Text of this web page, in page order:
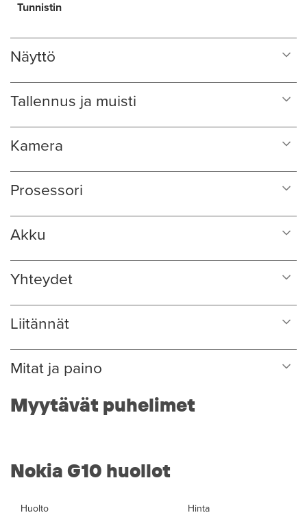
Tunnistin
Näyttö
Tallennus ja muisti
Kamera
Prosessori
Akku
Yhteydet
Liitännät
Mitat ja paino
Myytävät puhelimet
Nokia G10 huollot
Huolto Hinta